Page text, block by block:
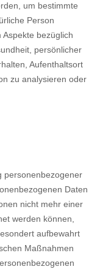
um bestimmte
Person
bezüglich
persönlicher
Aufenthaltsort
zu analysieren oder
personenbezogener
Daten
nicht mehr einer
werden können,
aufbewahrt
Maßnahmen